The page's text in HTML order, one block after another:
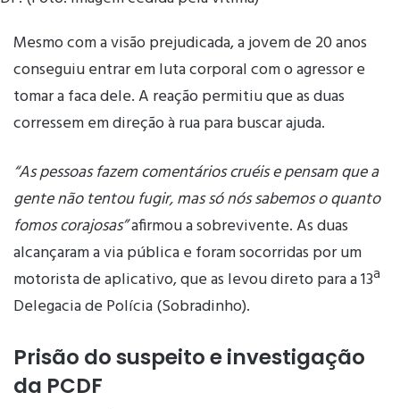
Mesmo com a visão prejudicada, a jovem de 20 anos
conseguiu entrar em luta corporal com o agressor e
tomar a faca dele. A reação permitiu que as duas
corressem em direção à rua para buscar ajuda.
“As pessoas fazem comentários cruéis e pensam que a
gente não tentou fugir, mas só nós sabemos o quanto
fomos corajosas”afirmou a sobrevivente. As duas
alcançaram a via pública e foram socorridas por um
motorista de aplicativo, que as levou direto para a 13ª
Delegacia de Polícia (Sobradinho).
Prisão do suspeito e investigação
da PCDF